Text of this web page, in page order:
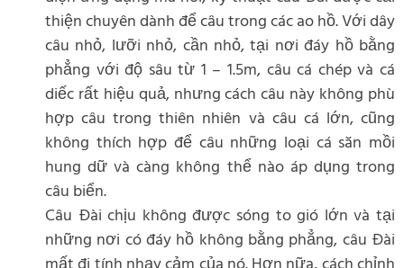
thiện chuyên dành để câu trong các ao hồ. Với dây
câu nhỏ, lưỡi nhỏ, cần nhỏ, tại nơi đáy hồ bằng
phẳng với độ sâu từ 1 – 1.5m, câu cá chép và cá
diếc rất hiệu quả, nhưng cách câu này không phù
hợp câu trong thiên nhiên và câu cá lớn, cũng
không thích hợp để câu những loại cá săn mồi
hung dữ và càng không thể nào áp dụng trong
câu biển.
Câu Đài chịu không được sóng to gió lớn và tại
những nơi có đáy hồ không bằng phẳng, câu Đài